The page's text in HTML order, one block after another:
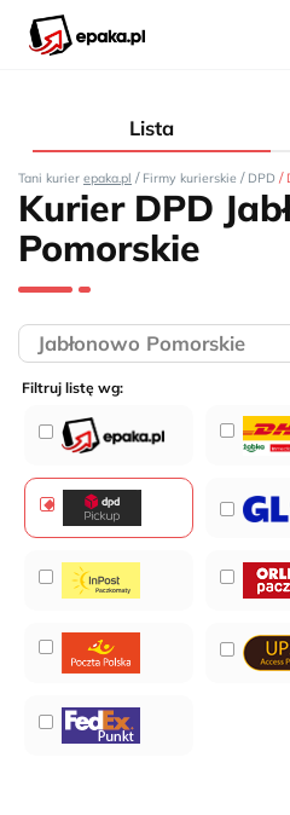
Lista
Tani kurier epaka.pl / Firmy kurierskie / DPD /
Kurier DPD
Pomorskie
Filtruj listę wg: